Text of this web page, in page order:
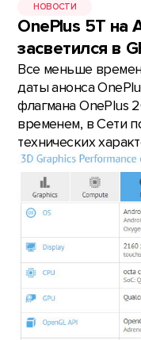
НОВОСТИ
OnePlus 5T на
засветился в
Все меньше
даты анонса
флагмана OnePlus
временем, в Сети
технических